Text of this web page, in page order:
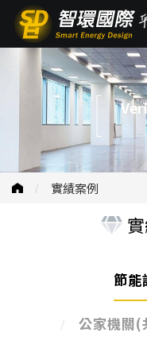
實績案例
節能
公家機關(